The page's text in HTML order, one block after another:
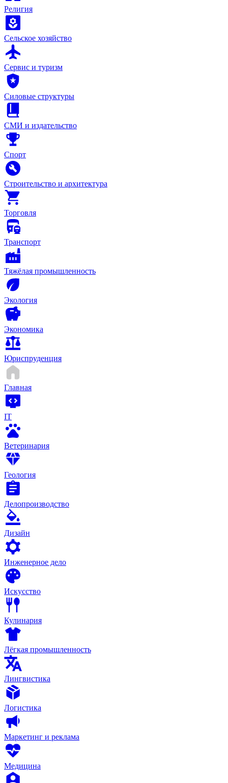
Религия
Сельское хозяйство
Сервис и туризм
Силовые структуры
СМИ и издательство
Спорт
Строительство и архитектура
Торговля
Транспорт
Тяжёлая промышленность
Экология
Экономика
Юриспруденция
Главная
IT
Ветеринария
Геология
Делопроизводство
Дизайн
Инженерное дело
Искусство
Кулинария
Лёгкая промышленность
Лингвистика
Логистика
Маркетинг и реклама
Медицина